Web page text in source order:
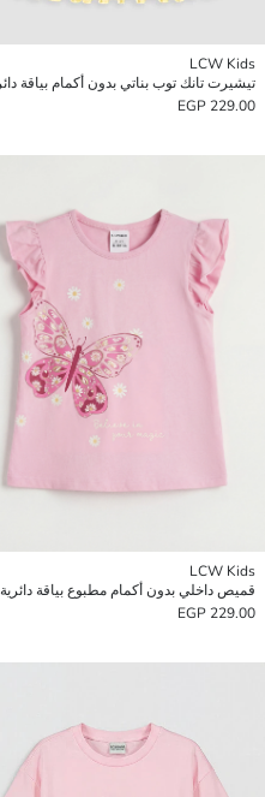
LCW Kids
229.00 EGP
LCW Kids
229.00 EGP